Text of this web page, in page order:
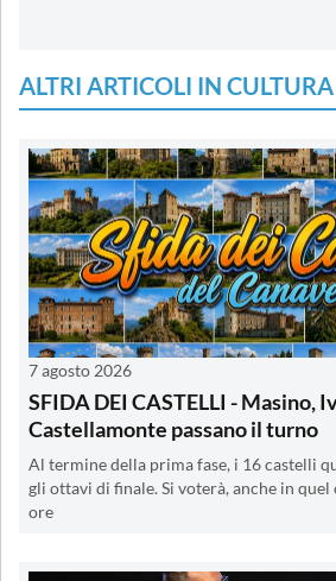
ALTRI ARTICOLI IN
7 agosto 2026
SFIDA DEI CASTELLI - Masino,
Castellamonte passano il turno
Al termine della prima fase, i 16 castelli
gli ottavi di finale. Si voterà, anche in quel
ore